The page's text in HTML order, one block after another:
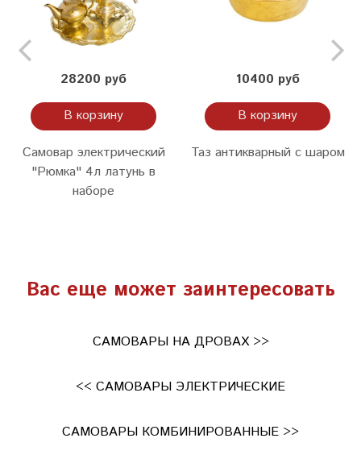
28200 руб
В корзину
Самовар электрический
"Рюмка" 4л латунь в
наборе
10400 руб
В корзину
Таз антикварный с шаром
Вас еще может заинтересовать
САМОВАРЫ НА ДРОВАХ >>
<< САМОВАРЫ ЭЛЕКТРИЧЕСКИЕ
САМОВАРЫ КОМБИНИРОВАННЫЕ >>